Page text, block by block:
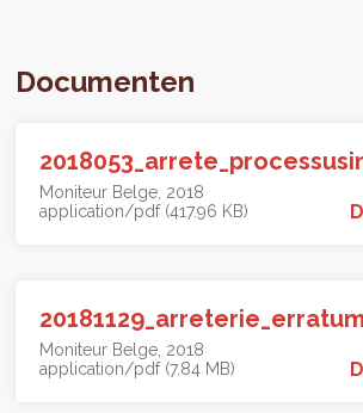
Documenten
Moniteur Belge 2018
application/pdf (417.96 KB)
Moniteur Belge 2018
application/pdf (7.84 MB)